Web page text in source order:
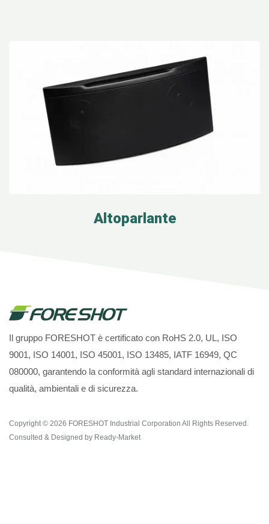
Altoparlante
Il gruppo FORESHOT è certificato con RoHS 2.0, UL, ISO
9001, ISO 14001, ISO 45001, ISO 13485, IATF 16949, QC
080000, garantendo la conformità agli standard internazionali di
qualità, ambientali e di sicurezza.
Copyright © 2026 FORESHOT Industrial Corporation All Rights Reserved.
Consulted & Designed by Ready-Market